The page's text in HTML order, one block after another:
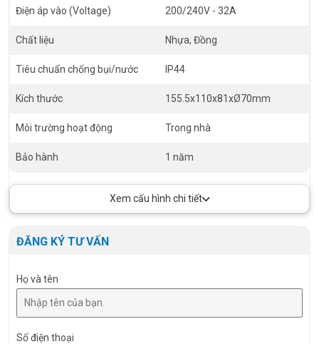
Điện áp vào (Voltage) 200/240V - 32A
Chất liệu Nhựa, Đồng
Tiêu chuẩn chống bụi/nước IP44
Kích thước 155.5x110x81xØ70mm
Môi trường hoạt động Trong nhà
Bảo hành 1 năm
Xem cấu hình chi tiết
ĐĂNG KÝ TƯ VẤN
Họ và tên
Số điện thoại